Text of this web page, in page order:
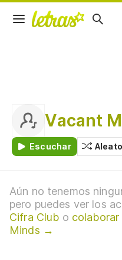
Vacant
Escuchar
Aún no tenemos
pero puedes ver los
Cifra Club o
Minds →